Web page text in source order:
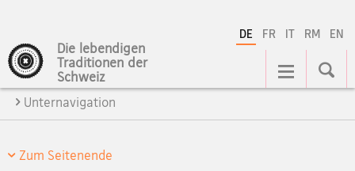
DE FR IT RM EN
Die lebendigen
Traditionen der
Schweiz
Hauptnavigation
Unternavigation
Zum Seitenende